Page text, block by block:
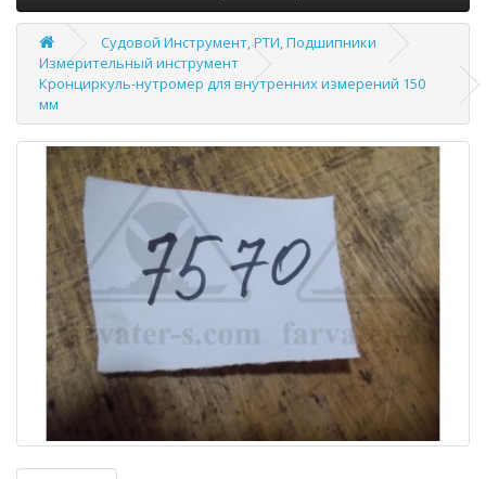
Судовой Инструмент, РТИ, Подшипники
Измерительный инструмент
Кронциркуль-нутромер для внутренних измерений 150
мм